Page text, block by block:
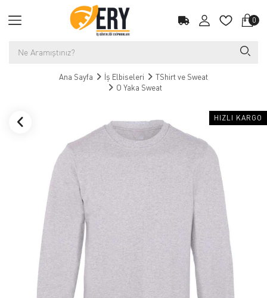
0
Ana Sayfa İş Elbiseleri
TShirt ve Sweat
O Yaka Sweat
HIZLI KARGO